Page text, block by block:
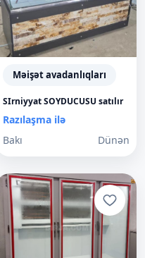
Məişət avadanlıqları
SIrniyyat SOYDUCUSU satılır
Razılaşma ilə
Bakı
Dünən